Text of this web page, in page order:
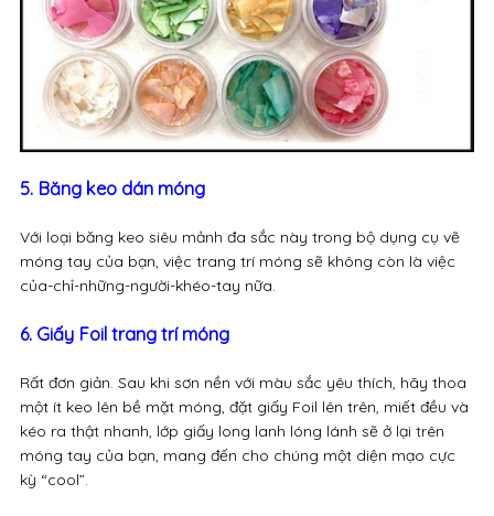
5. Băng keo dán móng
Với loại băng keo siêu mảnh đa sắc này trong bộ dụng cụ vẽ
móng tay của bạn, việc trang trí móng sẽ không còn là việc
của-chỉ-những-người-khéo-tay nữa.
6. Giấy Foil trang trí móng
Rất đơn giản. Sau khi sơn nền với màu sắc yêu thích, hãy thoa
một ít keo lên bề mặt móng, đặt giấy Foil lên trên, miết đều và
kéo ra thật nhanh, lớp giấy long lanh lóng lánh sẽ ở lại trên
móng tay của bạn, mang đến cho chúng một diện mạo cực
kỳ “cool”.